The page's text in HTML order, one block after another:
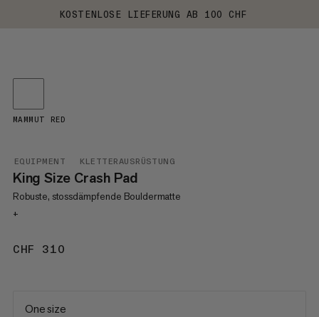
KOSTENLOSE LIEFERUNG AB 100 CHF
EQUIPMENT KLETTERAUSRÜSTUNG
King Size Crash Pad
Robuste, stossdämpfende Bouldermatte
+
CHF 310
MAMMUT RED
One size